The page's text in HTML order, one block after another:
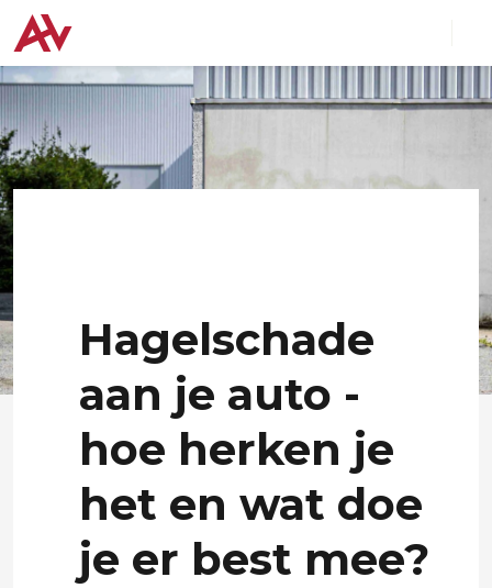
Hagelschade
aan je auto -
hoe herken je
het en wat doe
je er best mee?